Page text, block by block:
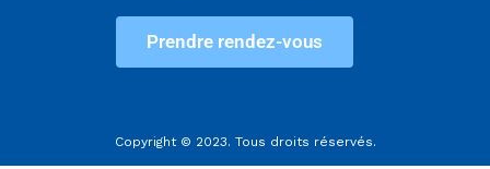
Prendre rendez-vous
Copyright © 2023. Tous droits réservés.